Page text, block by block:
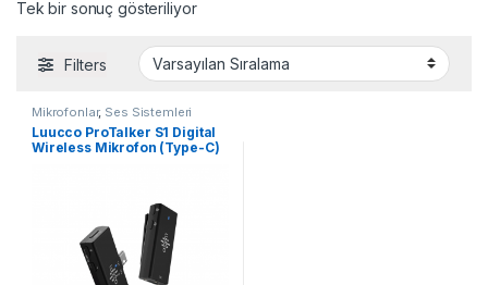
Tek bir sonuç gösteriliyor
Filters
Mikrofonlar, Ses Sistemleri
Luucco ProTalker S1 Digital
Wireless Mikrofon (Type-C)